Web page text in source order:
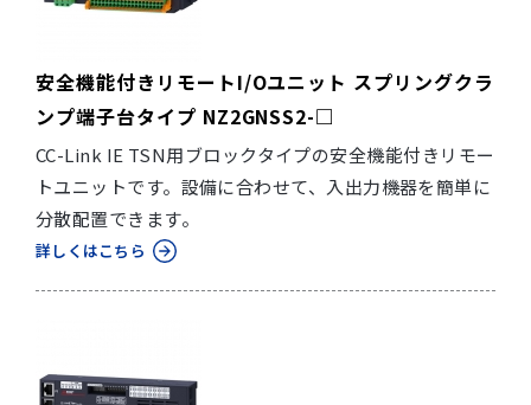
安全機能付きリモートI/Oユニット スプリングクラ
ンプ端子台タイプ NZ2GNSS2-□
CC-Link IE TSN用ブロックタイプの安全機能付きリモー
トユニットです。設備に合わせて、入出力機器を簡単に
分散配置できます。
詳しくはこちら